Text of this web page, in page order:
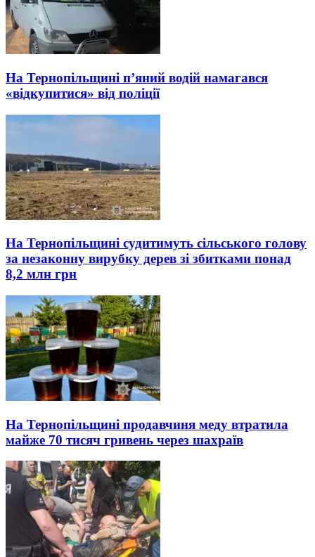
На Тернопільщині п’яний водій намагався
«відкупитися» від поліції
На Тернопільщині судитимуть сільського голову
за незаконну вирубку дерев зі збитками понад
8,2 млн грн
На Тернопільщині продавчиня меду втратила
майже 70 тисяч гривень через шахраїв